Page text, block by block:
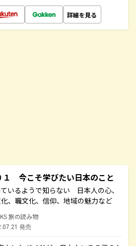
詳細を見る
１ 今こそ学びたい日本のこと
いるようで知らない 日本人の心、
、職文化、信仰、地域の魅力など
旅の読み物
発売